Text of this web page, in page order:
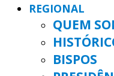
REGIONAL
QUEM
BISPOS